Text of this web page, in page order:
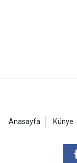
Anasayfa Künye